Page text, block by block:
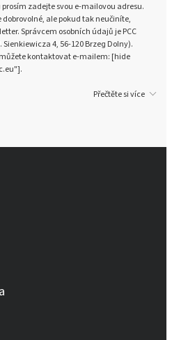
zadejte svou e-mailovou adresu.
ale pokud tak neučiníte,
Správcem osobních údajů je PCC
Sienkiewicza 4, 56-120 Brzeg Dolny).
kontaktovat e-mailem: [hide
Přečtěte si více